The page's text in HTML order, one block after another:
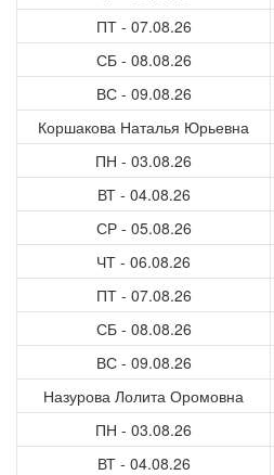
ПТ - 07.08.26
СБ - 08.08.26
ВС - 09.08.26
Коршакова Наталья Юрьевна
ПН - 03.08.26
ВТ - 04.08.26
СР - 05.08.26
ЧТ - 06.08.26
ПТ - 07.08.26
СБ - 08.08.26
ВС - 09.08.26
Назурова Лолита Оромовна
ПН - 03.08.26
ВТ - 04.08.26